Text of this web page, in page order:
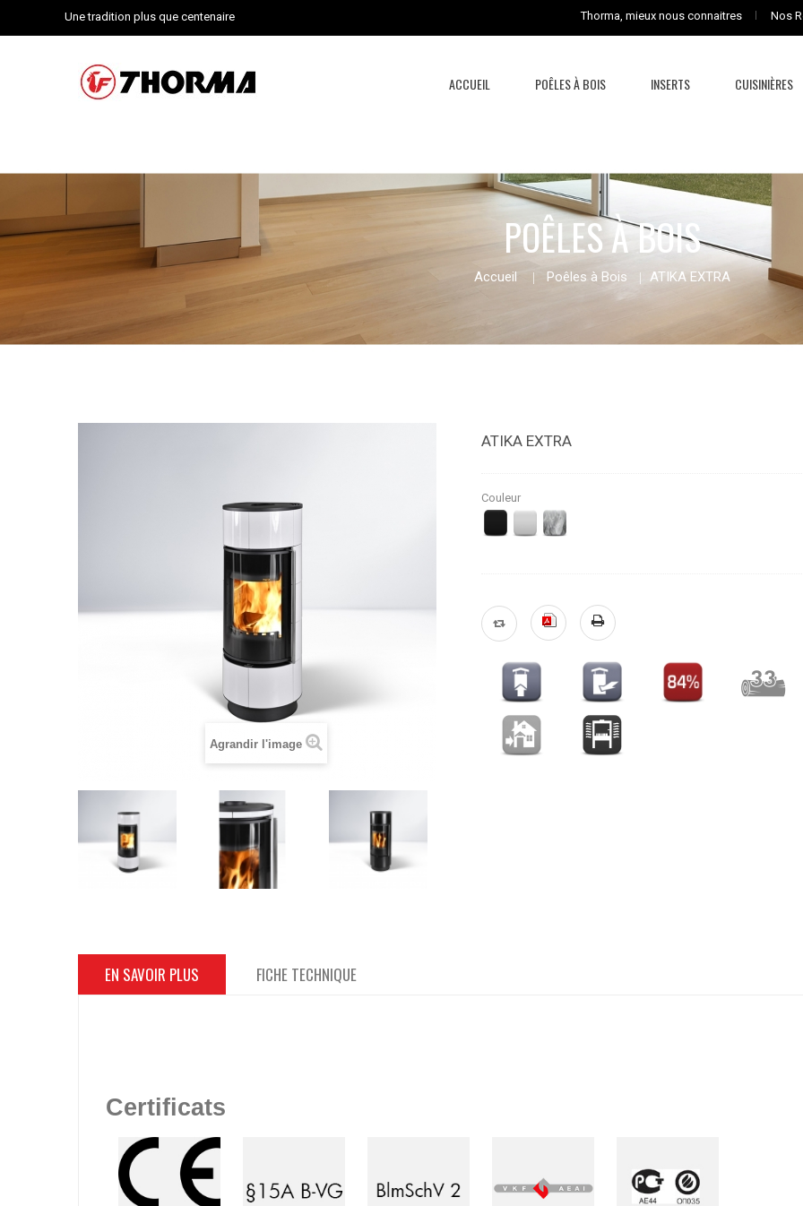
Thorma, mieux nous connaitres Nos
Une tradition plus que centenaire
ACCUEIL POÊLES À BOIS INSERTS CUISINIÈRES
POÊLES À BOIS
Accueil Poêles à Bois ATIKA EXTRA
Agrandir l'image
ATIKA EXTRA
Couleur
EN SAVOIR PLUS FICHE TECHNIQUE
Certificats